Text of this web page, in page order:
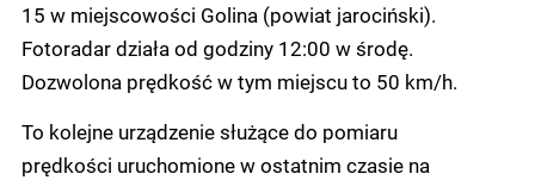
15 w miejscowości Golina (powiat jarociński).
Fotoradar działa od godziny 12:00 w środę.
Dozwolona prędkość w tym miejscu to 50 km/h.
To kolejne urządzenie służące do pomiaru
prędkości uruchomione w ostatnim czasie na